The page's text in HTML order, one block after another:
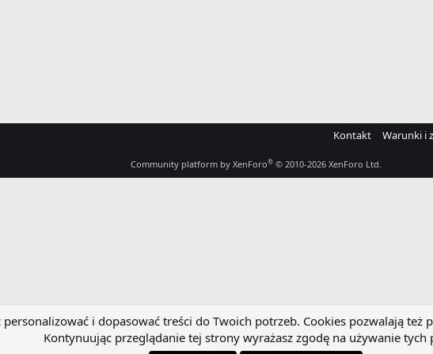
Kontakt Warunki i
Community platform by XenForo® © 2010-2026 XenForo Ltd.
i dopasować treści do Twoich potrzeb. Cookies pozwalają też
Kontynuując przeglądanie tej strony wyrażasz zgodę na używanie tych